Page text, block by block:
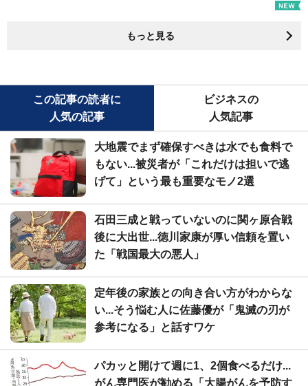
もっと見る
この記事の読者に
人気の記事
ビジネスの
人気記事
大地震でまず確保すべきは水でも食料で
もない...被災者が「これだけは担いで逃
げて」という最も重要なモノ2選
石田三成と戦っていないのに関ヶ原合戦
後に大出世...徳川家康が厚い信頼を置い
た「戦国最大の悪人」
定年後の家族との向き合い方がわからな
い...そう悩む人に佐藤優が「鬼滅の刃が
参考になる」と話すワケ
パカッと開けて週に1、2個食べるだけ...
がん専門医が勧める「大腸がんを予防す